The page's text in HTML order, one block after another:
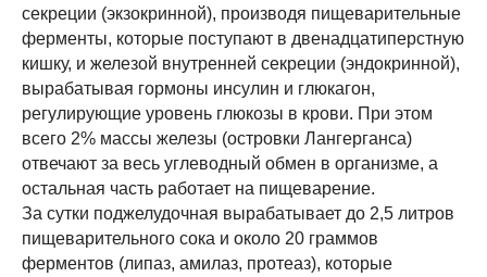
секреции (экзокринной), производя пищеварительные
ферменты, которые поступают в двенадцатиперстную
кишку, и железой внутренней секреции (эндокринной),
вырабатывая гормоны инсулин и глюкагон,
регулирующие уровень глюкозы в крови. При этом
всего 2% массы железы (островки Лангерганса)
отвечают за весь углеводный обмен в организме, а
остальная часть работает на пищеварение.
За сутки поджелудочная вырабатывает до 2,5 литров
пищеварительного сока и около 20 граммов
ферментов (липаз, амилаз, протеаз), которые